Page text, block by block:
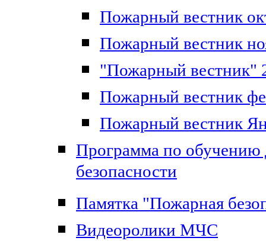
Пожарный вестник
Пожарный вестник
"Пожарный вестник"
Пожарный вестник
Пожарный вестник
Программа по обучению
безопасности
Памятка "Пожарная
Видеоролики МЧС